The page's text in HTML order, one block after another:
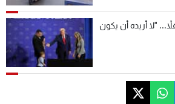
"لا أريده أن يكون